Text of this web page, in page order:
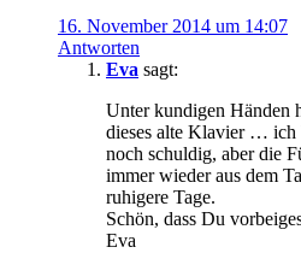
16. November 2014 um 14:07
Antworten
Eva sagt:
Unter kundigen Händen
dieses alte Klavier … ich
noch schuldig, aber die
immer wieder aus dem
ruhigere Tage.
Schön, dass Du
Eva